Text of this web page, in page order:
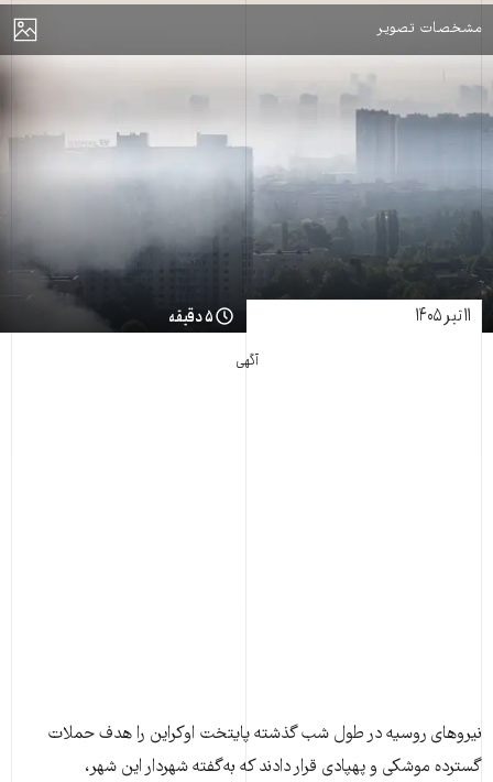
نمایش
مشخصات تصویر
۱۱ تیر ۱۴۰۵ ۵ دقیقه
آگهی
نیروهای روسیه در طول شب گذشته پایتخت اوکراین را هدف حملات
گسترده موشکی و پهپادی قرار دادند که به‌گفته شهردار این شهر،